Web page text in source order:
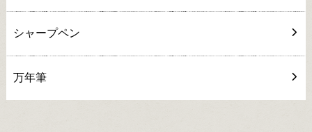
シャープペン
万年筆